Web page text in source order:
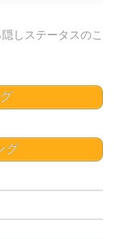
しステータスのこ
グ